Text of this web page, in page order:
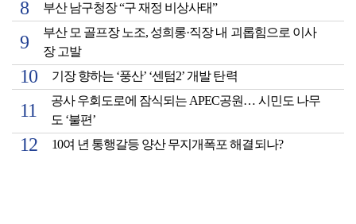
부산 남구청장 “구 재정 비상사태”
부산 모 골프장 노조, 성희롱·직장 내 괴롭힘으로 이사
장 고발
기장 향하는 ‘풍산’ ‘센텀2’ 개발 탄력
공사 우회도로에 잠식되는 APEC공원… 시민도 나무
도 ‘불편’
10여 년 통행갈등 양산 무지개폭포 해결되나?